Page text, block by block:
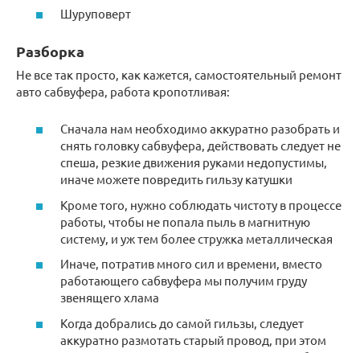
Шуруповерт
Разборка
Не все так просто, как кажется, самостоятельный ремонт
авто сабвуфера, работа кропотливая:
Сначала нам необходимо аккуратно разобрать и
снять головку сабвуфера, действовать следует не
спеша, резкие движения руками недопустимы,
иначе можете повредить гильзу катушки
Кроме того, нужно соблюдать чистоту в процессе
работы, чтобы не попала пыль в магнитную
систему, и уж тем более стружка металлическая
Иначе, потратив много сил и времени, вместо
работающего сабвуфера мы получим груду
звенящего хлама
Когда добрались до самой гильзы, следует
аккуратно размотать старый провод, при этом